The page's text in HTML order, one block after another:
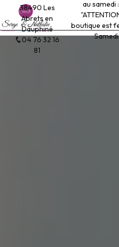
38490 Les
Abrets en
Dauphiné
04 76 32 16
81
au samedi
boutique est
Panneau de gestion des cookies